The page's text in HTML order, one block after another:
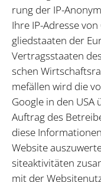
rung der IP-
Ihre IP-Adres­se
glied­staa­ten der
Ver­trags­staa­ten
schen
me­fäl­len wird die
Goog­le in den
Auf­trag des
die­se
Web­site
siteak­ti­vi­tä­ten
mit der